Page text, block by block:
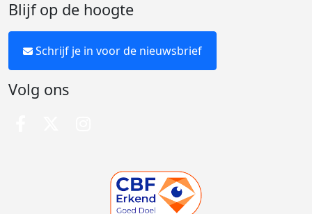
Blijf op de hoogte
Schrijf je in voor de nieuwsbrief
Volg ons